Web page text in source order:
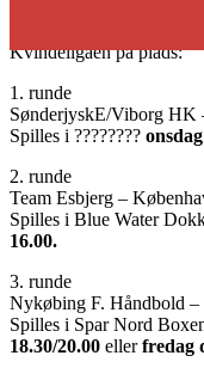
Kvindeligaen på plads:
1. runde
SønderjyskE/Viborg
Spilles i ????????
2. runde
Team Esbjerg –
Spilles i Blue Water
16.00.
3. runde
Nykøbing F.
Spilles i Spar Nord
18.30/20.00 ellerfredag